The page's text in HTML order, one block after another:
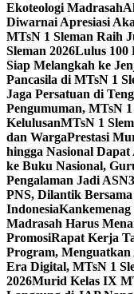
Ekoteologi Madrasah
Diwarnai Apresiasi
MTsN 1 Sleman Raih
Sleman 2026Lulus 100
Siap Melangkah ke
Pancasila di MTsN 1
Jaga Persatuan di
Pengumuman, MTsN
KelulusanMTsN 1
dan WargaPrestasi
hingga Nasional
ke Buku Nasional,
Pengalaman Jadi ASN
PNS, Dilantik
Indonesia
Madrasah Harus
PromosiRapat Kerja
Program,
Era Digital, MTsN 1
2026Murid Kelas IX